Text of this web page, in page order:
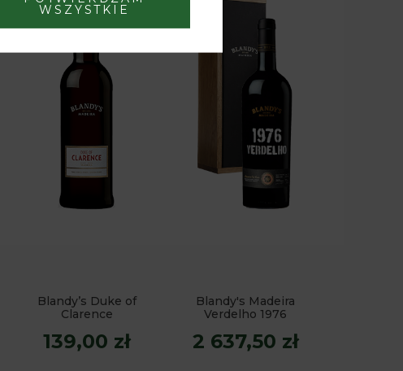
Blandy’s Duke of
Clarence
139,00 zł
Blandy's Madeira
Verdelho 1976
2 637,50 zł
WSZYSTKIE